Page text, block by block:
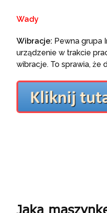
Wady
Wibracje: Pewna grupa
urządzenie w trakcie
wibracje. To sprawia, że
Jaką